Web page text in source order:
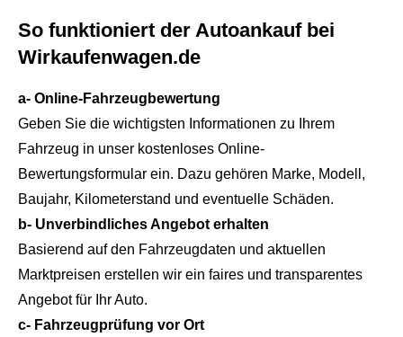
So funktioniert der Autoankauf bei
Wirkaufenwagen.de
a- Online-Fahrzeugbewertung
Geben Sie die wichtigsten Informationen zu Ihrem
Fahrzeug in unser kostenloses Online-
Bewertungsformular ein. Dazu gehören Marke, Modell,
Baujahr, Kilometerstand und eventuelle Schäden.
b- Unverbindliches Angebot erhalten
Basierend auf den Fahrzeugdaten und aktuellen
Marktpreisen erstellen wir ein faires und transparentes
Angebot für Ihr Auto.
c- Fahrzeugprüfung vor Ort